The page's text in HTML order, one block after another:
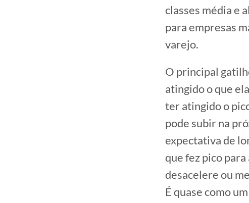
classes média e
para empresas
varejo.
O principal
atingido o que
ter atingido o
pode subir na
expectativa de
que fez pico para
desacelere ou
É quase como